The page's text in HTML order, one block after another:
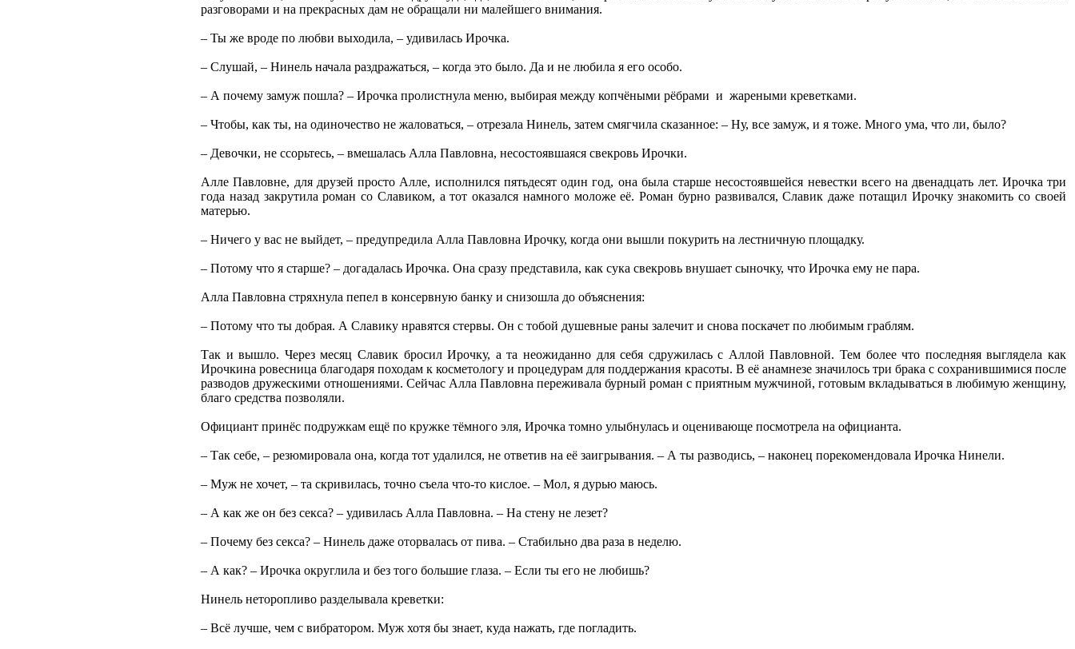
разговорами и на прекрасных дам не обращали ни малейшего внимания.
– Ты же вроде по любви выходила, – удивилась Ирочка.
– Слушай, – Нинель начала раздражаться, – когда это было. Да и не любила я его особо.
– А почему замуж пошла? – Ирочка пролистнула меню, выбирая между копчёными рёбрами и жареными креветками.
– Чтобы, как ты, на одиночество не жаловаться, – отрезала Нинель, затем смягчила сказанное: – Ну, все замуж, и я тоже. Много ума, что ли, было?
– Девочки, не ссорьтесь, – вмешалась Алла Павловна, несостоявшаяся свекровь Ирочки.
Алле Павловне, для друзей просто Алле, исполнился пятьдесят один год, она была старше несостоявшейся невестки всего на двенадцать лет. Ирочка три
года назад закрутила роман со Славиком, а тот оказался намного моложе её. Роман бурно развивался, Славик даже потащил Ирочку знакомить со своей
матерью.
– Ничего у вас не выйдет, – предупредила Алла Павловна Ирочку, когда они вышли покурить на лестничную площадку.
– Потому что я старше? – догадалась Ирочка. Она сразу представила, как сука свекровь внушает сыночку, что Ирочка ему не пара.
Алла Павловна стряхнула пепел в консервную банку и снизошла до объяснения:
– Потому что ты добрая. А Славику нравятся стервы. Он с тобой душевные раны залечит и снова поскачет по любимым граблям.
Так и вышло. Через месяц Славик бросил Ирочку, а та неожиданно для себя сдружилась с Аллой Павловной. Тем более что последняя выглядела как
Ирочкина ровесница благодаря походам к косметологу и процедурам для поддержания красоты. В её анамнезе значилось три брака с сохранившимися после
разводов дружескими отношениями. Сейчас Алла Павловна переживала бурный роман с приятным мужчиной, готовым вкладываться в любимую женщину,
благо средства позволяли.
Официант принёс подружкам ещё по кружке тёмного эля, Ирочка томно улыбнулась и оценивающе посмотрела на официанта.
– Так себе, – резюмировала она, когда тот удалился, не ответив на её заигрывания. – А ты разводись, – наконец порекомендовала Ирочка Нинели.
– Муж не хочет, – та скривилась, точно съела что-то кислое. – Мол, я дурью маюсь.
– А как же он без секса? – удивилась Алла Павловна. – На стену не лезет?
– Почему без секса? – Нинель даже оторвалась от пива. – Стабильно два раза в неделю.
– А как? – Ирочка округлила и без того большие глаза. – Если ты его не любишь?
Нинель неторопливо разделывала креветки:
– Всё лучше, чем с вибратором. Муж хотя бы знает, куда нажать, где погладить.